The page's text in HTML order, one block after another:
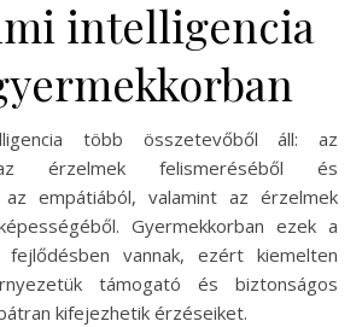
intelligencia
több összetevőből áll: az
érzelmek felismeréséből és
az empátiából, valamint az érzelmek
Gyermekkorban ezek a
vannak, ezért kiemelten
támogató és biztonságos
kifejezhetik érzéseiket.